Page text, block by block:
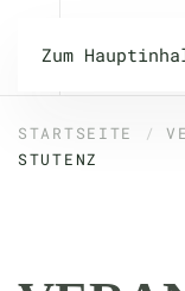
Zum
STARTSEITE
STUTENZ